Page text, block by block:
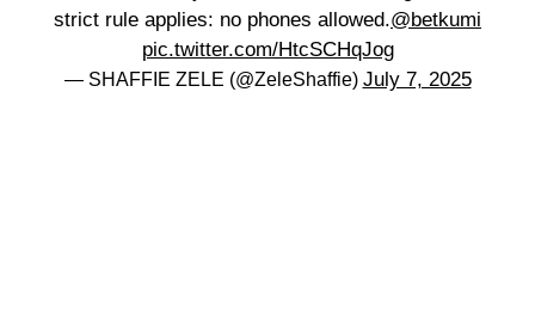
strict rule applies: no phones allowed.@betkumi
pic.twitter.com/HtcSCHqJog
— SHAFFIE ZELE (@ZeleShaffie) July 7, 2025